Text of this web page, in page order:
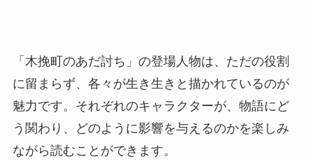
「木挽町のあだ討ち」の登場人物は、ただの役割
に留まらず、各々が生き生きと描かれているのが
魅力です。それぞれのキャラクターが、物語にど
う関わり、どのように影響を与えるのかを楽しみ
ながら読むことができます。